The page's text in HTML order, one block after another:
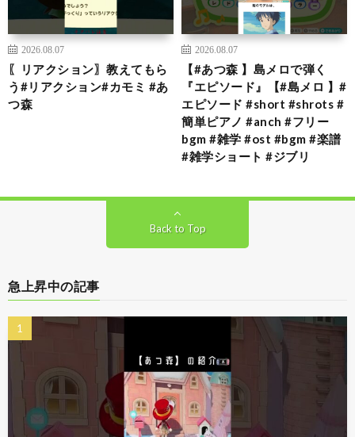
2026.08.07
〖リアクション〗教えてもら
う#リアクション#カモミ #あ
つ森
2026.08.07
【#あつ森 】島メロで弾く
『エピソード』【#島メロ 】#
エピソード #short #shrots #
簡単ピアノ #anch #フリー
bgm #雑学 #ost #bgm #楽譜
#雑学ショート #ジブリ
Back to Top
急上昇中の記事